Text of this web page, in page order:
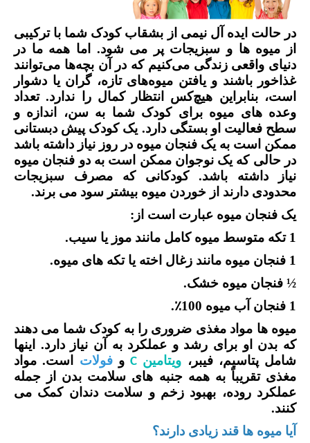
در حالت ایده آل نیمی از بشقاب کودک شما با ترکیبی
از میوه ها و سبزیجات پر می شود. اما همه ما در
دنیای واقعی زندگی می‌کنیم که در آن بچه‌ها می‌توانند
غذاخور باشند و یافتن میوه‌های تازه، گران یا دشوار
است، بنابراین هیچ‌کس انتظار کمال را ندارد. تعداد
وعده های میوه برای کودک شما به سن، اندازه و
سطح فعالیت او بستگی دارد. یک کودک پیش دبستانی
ممکن است به یک فنجان میوه در روز نیاز داشته باشد
در حالی که یک نوجوان ممکن است به دو فنجان میوه
نیاز داشته باشد. کودکانی که مصرف سبزیجات
محدودی دارند از خوردن میوه بیشتر سود می برند.
یک فنجان میوه عبارت است از:
1 تکه متوسط میوه کامل مانند موز یا سیب.
1 فنجان میوه مانند زغال اخته یا تکه های میوه.
½ فنجان میوه خشک.
1 فنجان آب میوه 100
٪.
میوه ها مواد مغذی ضروری را به کودک شما می دهند
که بدن او برای رشد و عملکرد به آن نیاز دارد. اینها
شامل پتاسیم، فیبر، ویتامین C وفولات
است. مواد
مغذی تقریباً به همه جنبه های سلامت بدن از جمله
عملکرد روده، بهبود زخم و سلامت دندان کمک می
کنند.
آیا میوه ها قند زیادی دارند؟